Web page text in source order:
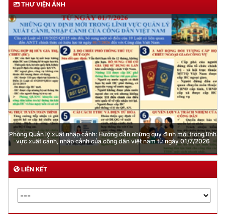
THƯ VIỆN ẢNH
Phòng Quản lý xuất nhập cảnh: Hướng dẫn những quy định mới trong lĩnh
vực xuất cảnh, nhập cảnh của công dân việt nam từ ngày 01/7/2026
LIÊN KẾT